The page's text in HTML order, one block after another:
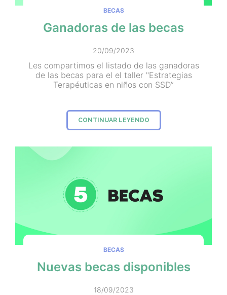
BECAS
Ganadoras de las becas
20/09/2023
Les compartimos el listado de las ganadoras
de las becas para el el taller "Estrategias
Terapéuticas en niños con SSD”
CONTINUAR LEYENDO
BECAS
Nuevas becas disponibles
18/09/2023